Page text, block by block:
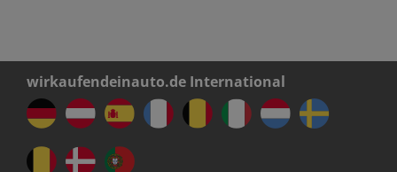
wirkaufendeinauto.de International